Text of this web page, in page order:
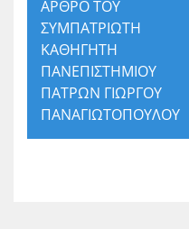
ΑΡΘΡΟ ΤΟΥ
ΣΥΜΠΑΤΡΙΩΤΗ
ΚΑΘΗΓΗΤΗ
ΠΑΝΕΠΙΣΤΗΜΙΟΥ
ΠΑΤΡΩΝ ΓΙΩΡΓΟΥ
ΠΑΝΑΓΙΩΤΟΠΟΥΛΟΥ